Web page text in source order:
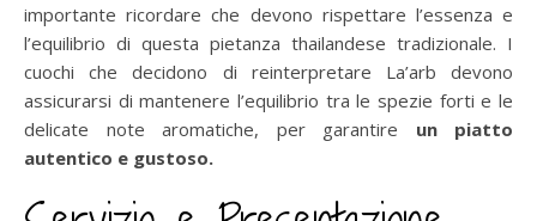
importante ricordare che devono rispettare l’essenza e
l’equilibrio di questa pietanza thailandese tradizionale. I
cuochi che decidono di reinterpretare La’arb devono
assicurarsi di mantenere l’equilibrio tra le spezie forti e le
delicate note aromatiche, per garantire un piatto
autentico e gustoso.